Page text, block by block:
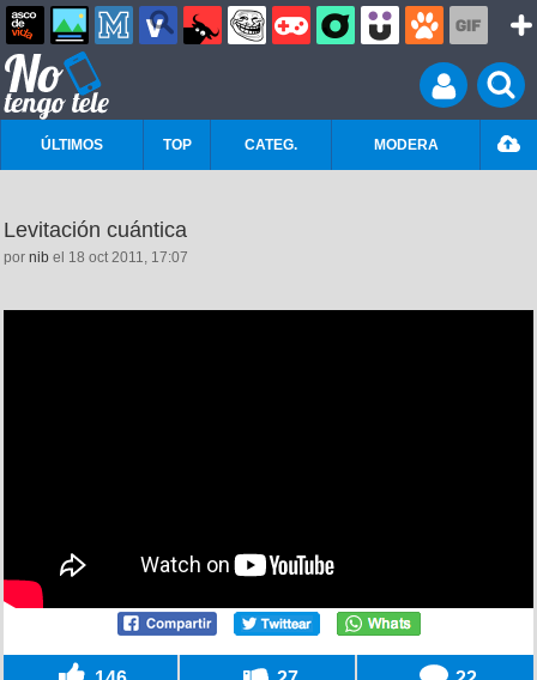
ÚLTIMOS TOP CATEG. MODERA
Levitación cuántica
por nib el 18 oct 2011, 17:07